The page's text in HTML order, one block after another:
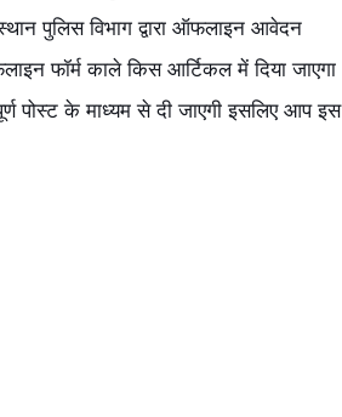
पुलिस विभाग द्वारा ऑफलाइन आवेदन
फॉर्म काले किस आर्टिकल में दिया जाएगा
पोस्ट के माध्यम से दी जाएगी इसलिए आप इस